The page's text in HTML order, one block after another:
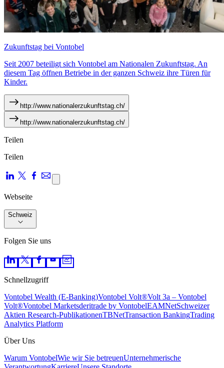
Zukunftstag bei Vontobel
Seit 2007 beteiligt sich Vontobel am Nationalen Zukunftstag. An
diesem Tag öffnen Betriebe in der ganzen Schweiz ihre Türen für
Kinder.
http://www.nationalerzukunftstag.ch/
http://www.nationalerzukunftstag.ch/
Teilen
Teilen
Webseite
Schweiz
Folgen Sie uns
Schnellzugriff
Vontobel Wealth (E-Banking)Vontobel Volt®Volt 3a – Vontobel
Volt®Vontobel Marketsderitrade by VontobelEAMNetSchweizer
Aktien Research-Pu­bli­ka­tio­nenTBNetTransaction BankingTrading
Analytics Platform
Über Uns
Warum VontobelWie wir Sie betreuenUnternehmerische